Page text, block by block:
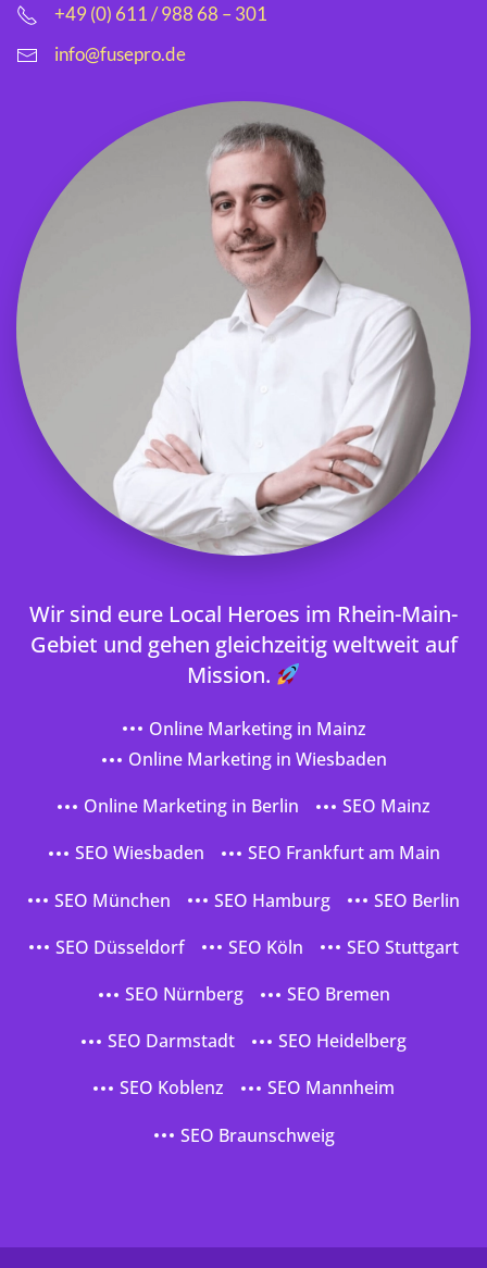
+49 (0) 611 / 988 68 – 301
info@fusepro.de
Wir sind eure Local Heroes im Rhein-Main-
Gebiet und gehen gleichzeitig weltweit auf
Mission.
Online Marketing in Mainz
Online Marketing in Wiesbaden
Online Marketing in Berlin
SEO Mainz
SEO Wiesbaden
SEO Frankfurt am Main
SEO München
SEO Hamburg
SEO Berlin
SEO Düsseldorf
SEO Köln
SEO Stuttgart
SEO Nürnberg
SEO Bremen
SEO Darmstadt
SEO Heidelberg
SEO Koblenz
SEO Mannheim
SEO Braunschweig